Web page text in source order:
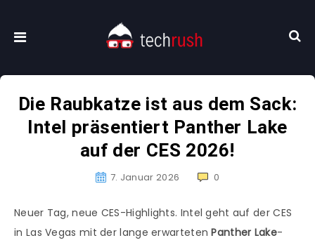
Die Raubkatze ist aus dem Sack:
Intel präsentiert Panther Lake
auf der CES 2026!
7. Januar 2026 0
Neuer Tag, neue CES-Highlights. Intel geht auf der CES
in Las Vegas mit der lange erwartetenPanther Lake-